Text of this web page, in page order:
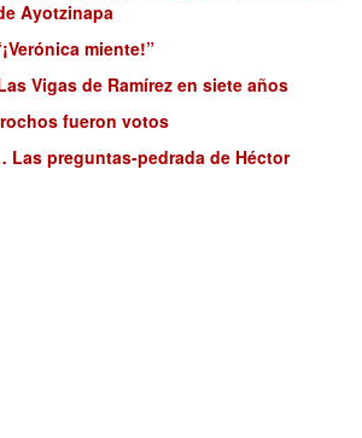
Ayotzinapa
miente!”
Vigas de Ramírez en siete años
fueron votos
Las preguntas-pedrada de Héctor